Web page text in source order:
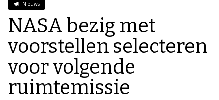
Nieuws
NASA bezig met
voorstellen selecteren
voor volgende
ruimtemissie